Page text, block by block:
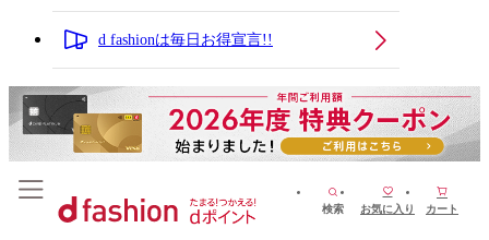
d fashionは毎日お得宣言!!
検索 お気に入り カート